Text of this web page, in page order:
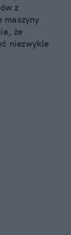
z
maszyny
że
niezwykle